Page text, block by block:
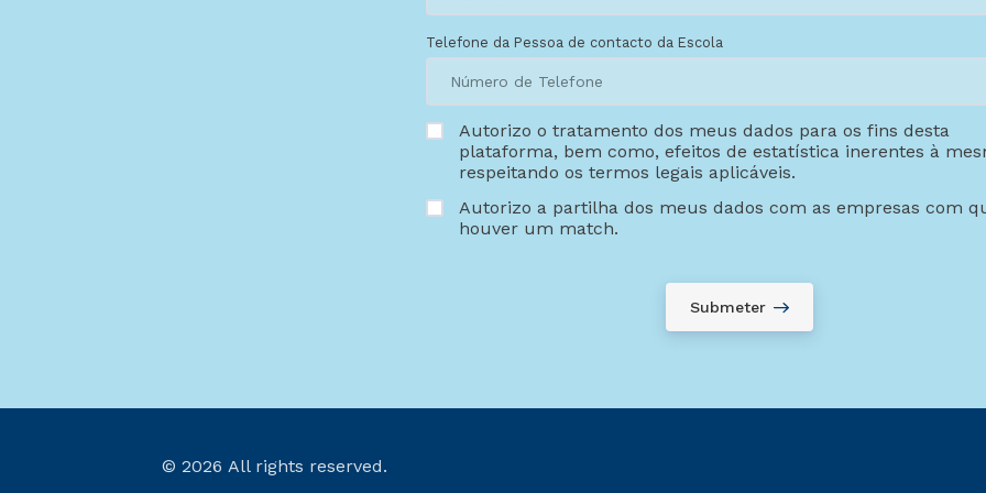
Telefone da Pessoa de contacto da Escola
Autorizo o tratamento dos meus dados para os fins desta
plataforma, bem como, efeitos de estatística inerentes à
respeitando os termos legais aplicáveis.
Autorizo a partilha dos meus dados com as empresas com
houver um match.
Submeter
© 2026 All rights reserved.